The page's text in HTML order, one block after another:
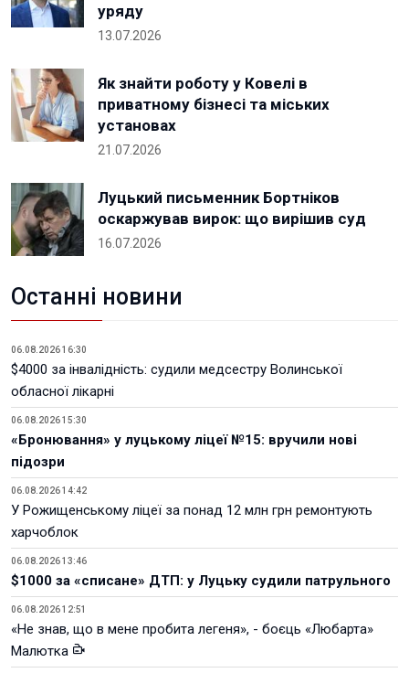
уряду
13.07.2026
Як знайти роботу у Ковелі в
приватному бізнесі та міських
установах
21.07.2026
Луцький письменник Бортніков
оскаржував вирок: що вирішив суд
16.07.2026
Останні новини
06.08.2026 16:30
$4000 за інвалідність: судили медсестру Волинської
обласної лікарні
06.08.2026 15:30
«Бронювання» у луцькому ліцеї №15: вручили нові
підозри
06.08.2026 14:42
У Рожищенському ліцеї за понад 12 млн грн ремонтують
харчоблок
06.08.2026 13:46
$1000 за «списане» ДТП: у Луцьку судили патрульного
06.08.2026 12:51
«Не знав, що в мене пробита легеня», - боєць «Любарта»
Малютка